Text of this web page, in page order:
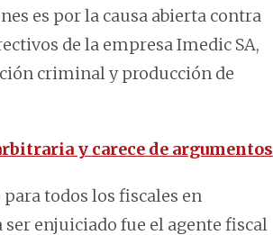
es por la causa abierta contra
de la empresa Imedic SA,
criminal y producción de
y carece de argumentos
todos los fiscales en
enjuiciado fue el agente fiscal